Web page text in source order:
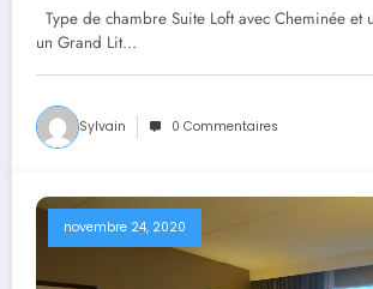
Type de chambre Suite Loft avec Cheminée et
un Grand Lit…
Sylvain 0 Commentaires
novembre 24, 2020